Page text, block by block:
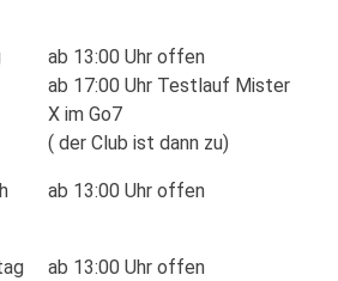
ab 13:00 Uhr offen
ab 17:00 Uhr Testlauf Mister
X im Go7
( der Club ist dann zu)
ab 13:00 Uhr offen
ab 13:00 Uhr offen